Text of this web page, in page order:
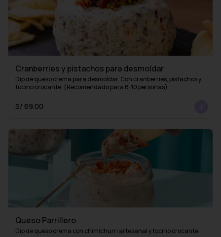
Cranberries y pistachos para desmoldar
Dip de queso crema para desmoldar. Con cranberries, pistachos y
tocino crocante. (Recomendado para 8-10 personas)
S/ 69.00
Queso Parrillero
Dip de queso crema con chimichurri artesanal y tocino crocante